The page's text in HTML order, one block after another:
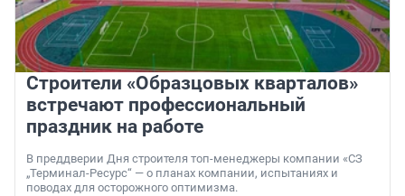
Строители «Образцовых кварталов»
встречают профессиональный
праздник на работе
В преддверии Дня строителя топ-менеджеры компании «СЗ
„Терминал-Ресурс“ — о планах компании, испытаниях и
поводах для осторожного оптимизма.